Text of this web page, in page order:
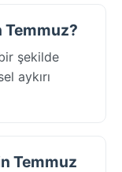
Temmuz?
şekilde
aykırı
Temmuz